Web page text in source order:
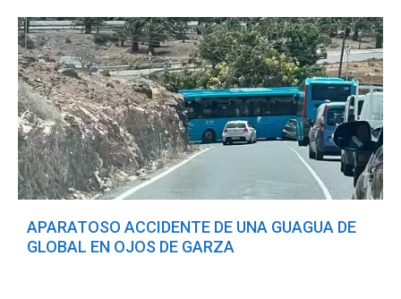
APARATOSO ACCIDENTE DE UNA GUAGUA DE
GLOBAL EN OJOS DE GARZA